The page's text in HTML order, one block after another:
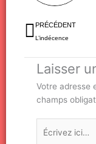
PRÉCÉDENT
L’indécence
Laisser
Votre adresse
champs
Écrivez
ici…